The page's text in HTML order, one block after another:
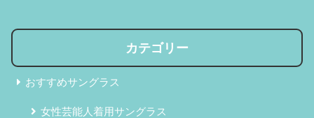
カテゴリー
おすすめサングラス
女性芸能人着用サングラス